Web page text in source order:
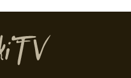
ловли хищной
типе рыбы в